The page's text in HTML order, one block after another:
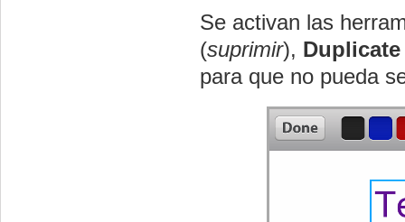
Se activan las
(suprimir), Duplicate
para que no pueda